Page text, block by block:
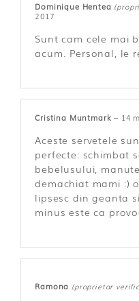
Dominique Hentea
2017
Sunt cam cele mai
acum. Personal, le
Cristina Muntmark– 14
Aceste servetele
perfecte: schimbat
bebelusului,
demachiat mami :)
lipsesc din geanta
minus este ca
Ramona (proprietar